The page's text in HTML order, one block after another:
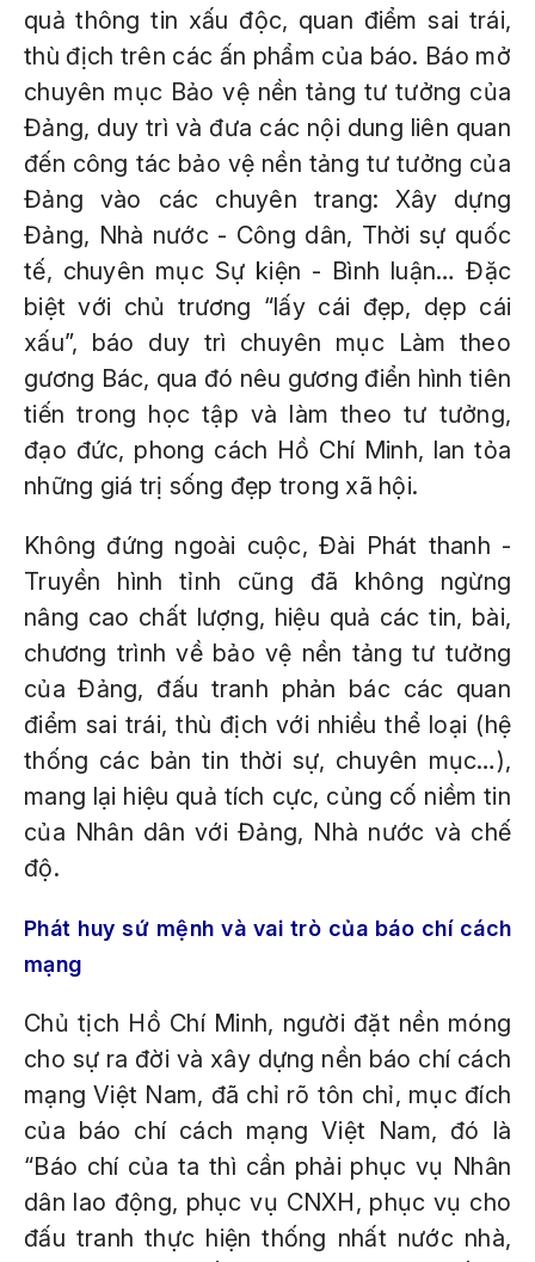
quả thông tin xấu độc, quan điểm sai trái,
thù địch trên các ấn phẩm của báo. Báo mở
chuyên mục Bảo vệ nền tảng tư tưởng của
Đảng, duy trì và đưa các nội dung liên quan
đến công tác bảo vệ nền tảng tư tưởng của
Đảng vào các chuyên trang: Xây dựng
Đảng, Nhà nước - Công dân, Thời sự quốc
tế, chuyên mục Sự kiện - Bình luận… Đặc
biệt với chủ trương “lấy cái đẹp, dẹp cái
xấu”, báo duy trì chuyên mục Làm theo
gương Bác, qua đó nêu gương điển hình tiên
tiến trong học tập và làm theo tư tưởng,
đạo đức, phong cách Hồ Chí Minh, lan tỏa
những giá trị sống đẹp trong xã hội.
Không đứng ngoài cuộc, Đài Phát thanh -
Truyền hình tỉnh cũng đã không ngừng
nâng cao chất lượng, hiệu quả các tin, bài,
chương trình về bảo vệ nền tảng tư tưởng
của Đảng, đấu tranh phản bác các quan
điểm sai trái, thù địch với nhiều thể loại (hệ
thống các bản tin thời sự, chuyên mục…),
mang lại hiệu quả tích cực, củng cố niềm tin
của Nhân dân với Đảng, Nhà nước và chế
độ.
Phát huy sứ mệnh và vai trò của báo chí cách
mạng
Chủ tịch Hồ Chí Minh, người đặt nền móng
cho sự ra đời và xây dựng nền báo chí cách
mạng Việt Nam, đã chỉ rõ tôn chỉ, mục đích
của báo chí cách mạng Việt Nam, đó là
“Báo chí của ta thì cần phải phục vụ Nhân
dân lao động, phục vụ CNXH, phục vụ cho
đấu tranh thực hiện thống nhất nước nhà,